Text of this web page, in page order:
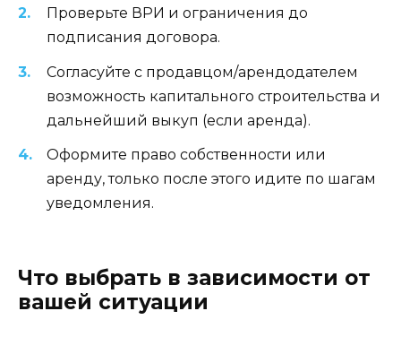
Проверьте ВРИ и ограничения до
подписания договора.
Согласуйте с продавцом/арендодателем
возможность капитального строительства и
дальнейший выкуп (если аренда).
Оформите право собственности или
аренду, только после этого идите по шагам
уведомления.
Что выбрать в зависимости от
вашей ситуации